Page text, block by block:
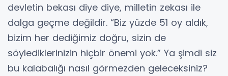
devletin bekası diye diye, milletin zekası ile
dalga geçme değildir. “Biz yüzde 51 oy aldık,
bizim her dediğimiz doğru, sizin de
söylediklerinizin hiçbir önemi yok.” Ya şimdi siz
bu kalabalığı nasıl görmezden geleceksiniz?